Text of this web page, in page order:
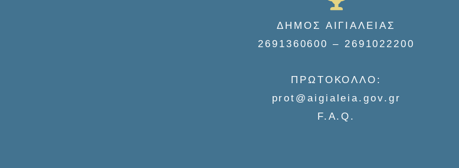
ΔΗΜΟΣ ΑΙΓΙΑΛΕΙΑΣ
2691360600 – 2691022200
ΠΡΩΤΟΚΟΛΛΟ:
prot@aigialeia.gov.gr
F.A.Q.